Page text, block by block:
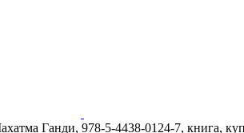
Ганди, 978-5-4438-0124-7, книга,